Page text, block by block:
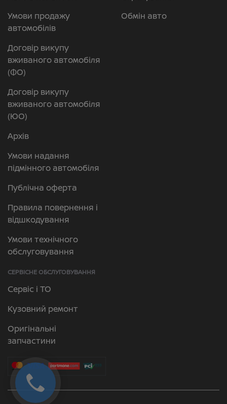
Умови продажу
автомобілів
Договір викупу
вживаного автомобіля
(ФО)
Договір викупу
вживаного автомобіля
(ЮО)
Архів
Умови надання
підмінного автомобіля
Публічна оферта
Правила повернення і
відшкодування
Умови технічного
обслуговування
Обмін авто
СЕРВІСНЕ ОБСЛУГОВУВАННЯ
Сервіс і ТО
Кузовний ремонт
Оригінальні
запчастини